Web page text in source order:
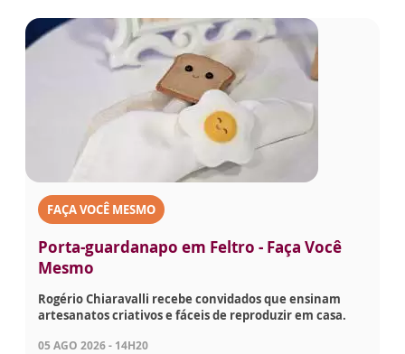
FAÇA VOCÊ MESMO
Porta-guardanapo em Feltro - Faça Você
Mesmo
Rogério Chiaravalli recebe convidados que ensinam
artesanatos criativos e fáceis de reproduzir em casa.
05 AGO 2026 - 14H20